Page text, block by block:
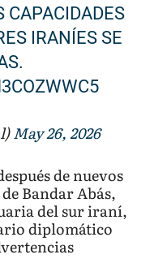
CAPACIDADES
IRANÍES SE
May 26, 2026
de nuevos
Bandar Abás,
del sur iraní,
diplomático